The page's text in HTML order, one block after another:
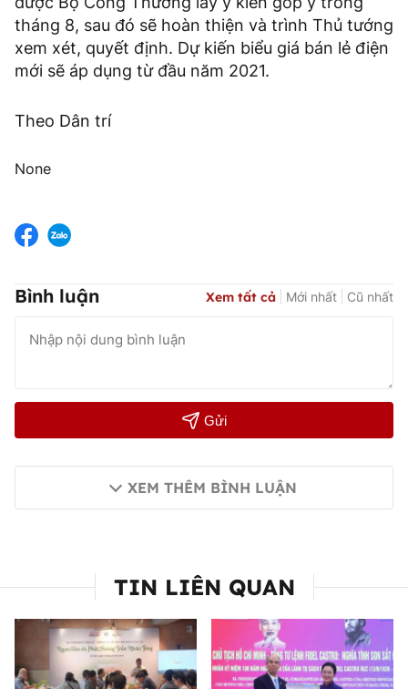
tháng 8, sau đó sẽ hoàn thiện và trình Thủ tướng
xem xét, quyết định. Dự kiến biểu giá bán lẻ điện
mới sẽ áp dụng từ đầu năm 2021.
Theo Dân trí
None
Bình luận Xem tất cả Mới nhất Cũ nhất
Gửi
XEM THÊM BÌNH LUẬN
TIN LIÊN QUAN